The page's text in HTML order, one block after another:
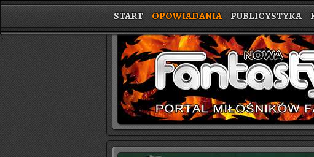
START OPOWIADANIA PUBLICYSTYKA
}